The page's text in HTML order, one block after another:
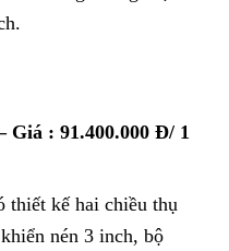
Giá : 91.400.000 Đ/ 1
thiết kế hai chiều thụ
nén 3 inch, bộ